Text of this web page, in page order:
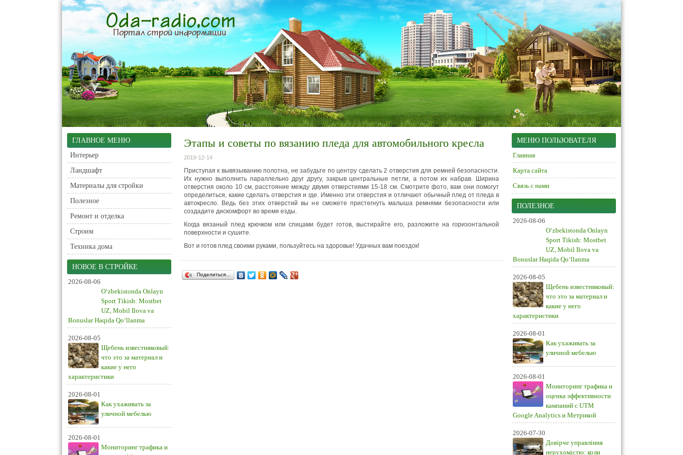
ГЛАВНОЕ МЕНЮ
Интерьер
Ландшафт
Материалы для стройки
Полезное
Ремонт и отделка
Строим
Техника дома
НОВОЕ В СТРОЙКЕ
2026-08-06
O‘zbekistonda Onlayn
Sport Tikish: Mostbet
UZ, Mobil Ilova va
Bonuslar Haqida Qo‘llanma
2026-08-05
Щебень известняковый:
что это за материал и
какие у него
характеристики
2026-08-01
Как ухаживать за
уличной мебелью
2026-08-01
Мониторинг трафика и
Этапы и советы по вязанию пледа для автомобильного кресла
2019-12-14
Приступая к вывязыванию полотна, не забудьте по центру сделать 2 отверстия для ремней безопасности.
Их нужно выполнить параллельно друг другу, закрыв центральные петли, а потом их набрав. Ширина
отверстия около 10 см, расстояние между двумя отверстиями 15-18 см. Смотрите фото, вам они помогут
определиться, какие сделать отверстия и где. Именно эти отверстия и отличают обычный плед от пледа в
автокресло. Ведь без этих отверстий вы не сможете пристегнуть малыша ремнями безопасности или
создадите дискомфорт во время езды.
Когда вязаный плед крючком или спицами будет готов, выстирайте его, разложите на горизонтальной
поверхности и сушите.
Вот и готов плед своими руками, пользуйтесь на здоровье! Удачных вам поездок!
Поделиться…
МЕНЮ ПОЛЬЗОВАТЕЛЯ
Главная
Карта сайта
Связь с нами
ПОЛЕЗНОЕ
2026-08-06
O‘zbekistonda Onlayn
Sport Tikish: Mostbet
UZ, Mobil Ilova va
Bonuslar Haqida Qo‘llanma
2026-08-05
Щебень известняковый:
что это за материал и
какие у него
характеристики
2026-08-01
Как ухаживать за
уличной мебелью
2026-08-01
Мониторинг трафика и
оценка эффективности
кампаний с UTM
Google Analytics и Метрикой
2026-07-30
Довірче управління
нерухомістю: коли